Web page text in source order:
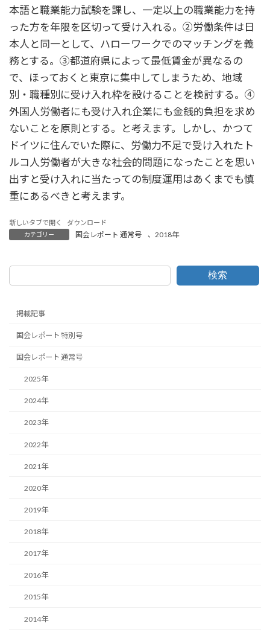
本語と職業能力試験を課し、一定以上の職業能力を持
った方を年限を区切って受け入れる。②労働条件は日
本人と同一として、ハローワークでのマッチングを義
務とする。③都道府県によって最低賃金が異なるの
で、ほっておくと東京に集中してしまうため、地域
別・職種別に受け入れ枠を設けることを検討する。④
外国人労働者にも受け入れ企業にも金銭的負担を求め
ないことを原則とする。と考えます。しかし、かつて
ドイツに住んでいた際に、労働力不足で受け入れたト
ルコ人労働者が大きな社会的問題になったことを思い
出すと受け入れに当たっての制度運用はあくまでも慎
重にあるべきと考えます。
新しいタブで開く ダウンロード
カテゴリー 国会レポート 通常号 、 2018年
検索
掲載記事
国会レポート 特別号
国会レポート 通常号
2025年
2024年
2023年
2022年
2021年
2020年
2019年
2018年
2017年
2016年
2015年
2014年